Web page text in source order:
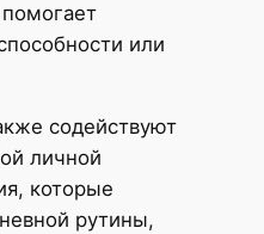
или
содействуют
личной
которые
рутины,